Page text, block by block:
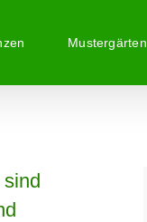
Mustergärten